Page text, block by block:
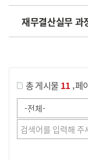
재무결산실무 과
총 게시물 11 ,페